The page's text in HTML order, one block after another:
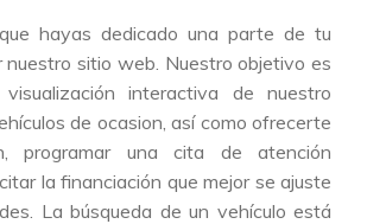
hayas dedicado una parte de tu
sitio web. Nuestro objetivo es
interactiva de nuestro
de ocasion, así como ofrecerte
programar una cita de atención
la financiación que mejor se ajuste
La búsqueda de un vehículo está